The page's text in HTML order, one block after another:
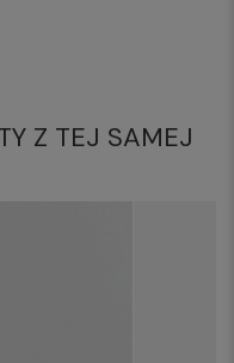
Z TEJ SAMEJ